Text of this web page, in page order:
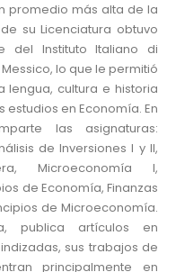
promedio más alta de la
su Licenciatura obtuvo
del Instituto Italiano di
lo que le permitió
lengua, cultura e historia
estudios en Economía. En
las asignaturas:
de Inversiones I y II,
Microeconomía I,
de Economía, Finanzas
de Microeconomía.
publica artículos en
sus trabajos de
principalmente en